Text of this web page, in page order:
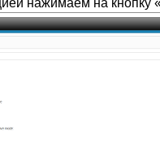
нажимаем на кнопку